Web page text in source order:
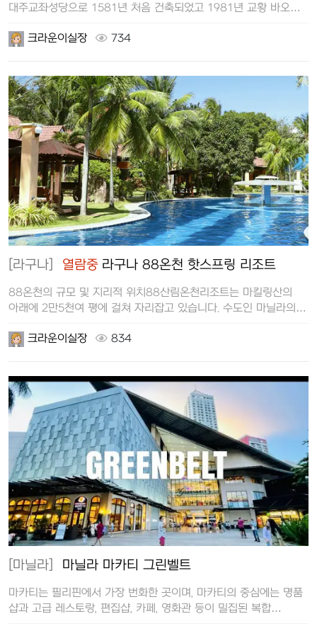
대주교좌성당으로 1581년 처음 건축되었고 1981년 교황 바오로
크라운이실장
734
[라구나] 열람중 라구나 88온천 핫스프링 리조트
88온천의 규모 및 지리적 위치88산림온천리조트는 마킬링산의
아래에 2만5천여 평에 걸쳐 자리잡고 있습니다. 수도인 마닐라의
크라운이실장
834
[마닐라] 마닐라 마카티 그린벨트
마카티는 필리핀에서 가장 번화한 곳이며, 마카티의 중심에는 명품
샵과 고급 레스토랑, 편집샵, 카페, 영화관 등이 밀집된 복합